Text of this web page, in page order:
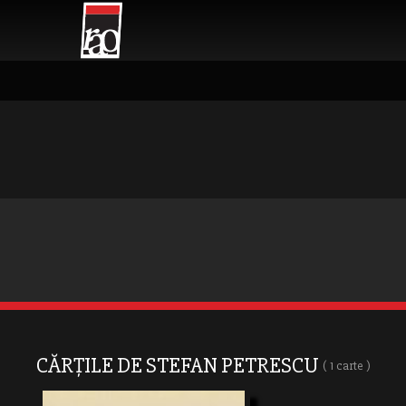
CĂRȚILE DE STEFAN PETRESCU ( 1 carte )